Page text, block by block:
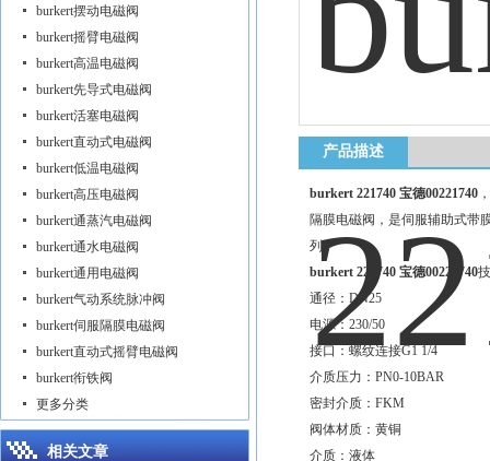
产品描述
burkert 221740 宝德00221740
隔膜电磁阀，是伺服辅助式带
列。
burkert 221740 宝德00221740
通径：DN25
电源：230/50
接口：螺纹连接G1 1/4
介质压力：PN0-10BAR
密封介质：FKM
阀体材质：黄铜
介质：液体
burkert摆动电磁阀
burkert摇臂电磁阀
burkert高温电磁阀
burkert先导式电磁阀
burkert活塞电磁阀
burkert直动式电磁阀
burkert低温电磁阀
burkert高压电磁阀
burkert通蒸汽电磁阀
burkert通水电磁阀
burkert通用电磁阀
burkert气动系统脉冲阀
burkert伺服隔膜电磁阀
burkert直动式摇臂电磁阀
burkert衔铁阀
更多分类
相关文章